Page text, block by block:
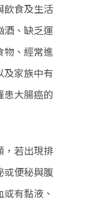
飲食及生活
酒、缺乏運
物、經常進
及家族中有
患大腸癌的
，若出現排
或便秘與腹
有黏液、